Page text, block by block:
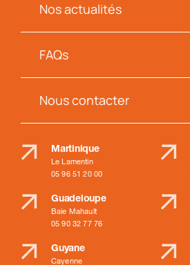
Nos actualités
FAQs
Nous contacter
Martinique
Le Lamentin
05 96 51 20 00
Guadeloupe
Baie Mahault
05 90 32 77 76
Guyane
Cayenne